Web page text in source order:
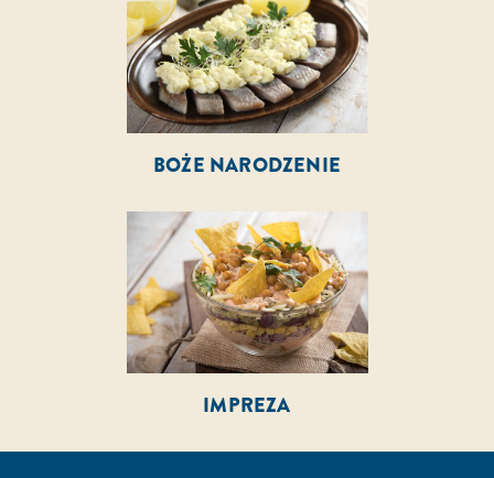
BOŻE NARODZENIE
IMPREZA